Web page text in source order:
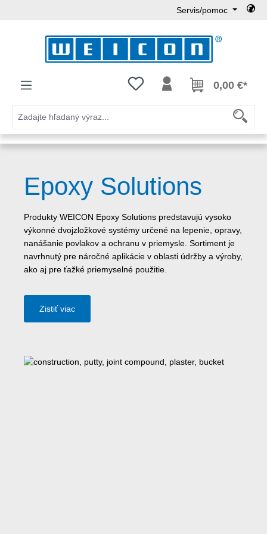
Servis/pomoc
Máte 0 položky zoznamu želaní
0,00 €*
Epoxy Solutions
Produkty WEICON Epoxy Solutions predstavujú vysoko
výkonné dvojzložkové systémy určené na lepenie, opravy,
nanášanie povlakov a ochranu v priemysle. Sortiment je
navrhnutý pre náročné aplikácie v oblasti údržby a výroby,
ako aj pre ťažké priemyselné použitie.
Zistiť viac